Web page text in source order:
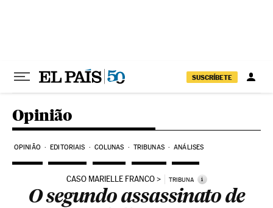
SUSCRÍBETE
Opinião
OPINIÃO EDITORIAIS COLUNAS TRIBUNAS ANÁLISES
CASO MARIELLE FRANCO TRIBUNA i
O segundo assassinato de